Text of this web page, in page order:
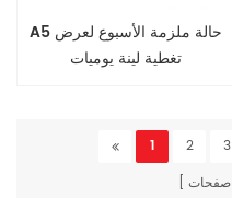
A5 حالة ملزمة الأسبوع لعرض
تغطية لينة يوميات
1 2 3
صفحات